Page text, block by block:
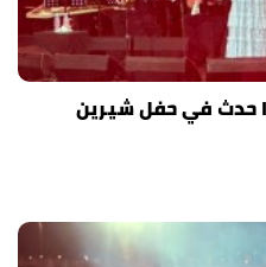
حدث في حفل شيرين